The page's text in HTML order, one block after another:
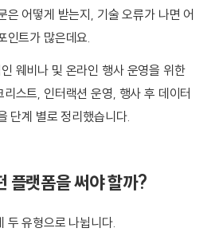
은 어떻게 받는지, 기술 오류가 나면 어
인트가 많은데요.
웨비나 및 온라인 행사 운영을 위한
스트, 인터랙션 운영, 행사 후 데이터
단계 별로 정리했습니다.
플랫폼을 써야 할까?
두 유형으로 나뉩니다.